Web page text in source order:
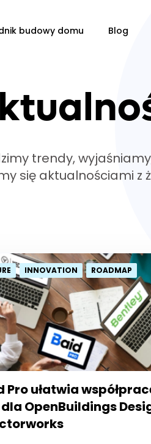
budowy domu Blog
trendy,
się aktualnościami z
INNOVATION ROADMAP
Pro ułatwia
dla OpenBuildings